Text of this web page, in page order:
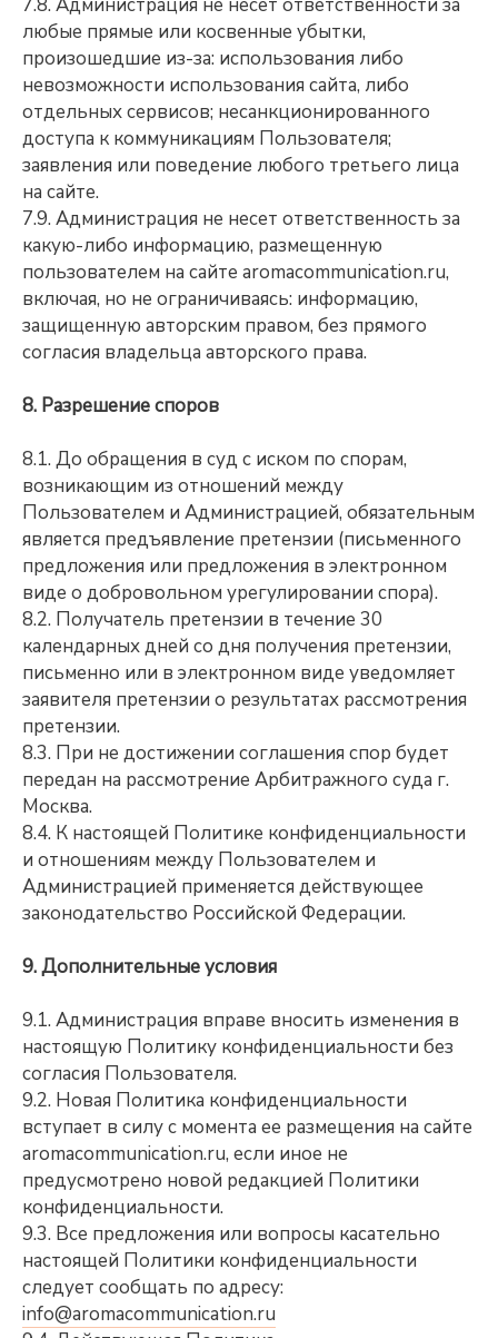
любые прямые или косвенные убытки,
произошедшие из-за: использования либо
невозможности использования сайта, либо
отдельных сервисов; несанкционированного
доступа к коммуникациям Пользователя;
заявления или поведение любого третьего лица
на сайте.
7.9. Администрация не несет ответственность за
какую-либо информацию, размещенную
пользователем на сайте aromacommunication.ru,
включая, но не ограничиваясь: информацию,
защищенную авторским правом, без прямого
согласия владельца авторского права.
8. Разрешение споров
8.1. До обращения в суд с иском по спорам,
возникающим из отношений между
Пользователем и Администрацией, обязательным
является предъявление претензии (письменного
предложения или предложения в электронном
виде о добровольном урегулировании спора).
8.2. Получатель претензии в течение 30
календарных дней со дня получения претензии,
письменно или в электронном виде уведомляет
заявителя претензии о результатах рассмотрения
претензии.
8.3. При не достижении соглашения спор будет
передан на рассмотрение Арбитражного суда г.
Москва.
8.4. К настоящей Политике конфиденциальности
и отношениям между Пользователем и
Администрацией применяется действующее
законодательство Российской Федерации.
9. Дополнительные условия
9.1. Администрация вправе вносить изменения в
настоящую Политику конфиденциальности без
согласия Пользователя.
9.2. Новая Политика конфиденциальности
вступает в силу с момента ее размещения на сайте
aromacommunication.ru, если иное не
предусмотрено новой редакцией Политики
конфиденциальности.
9.3. Все предложения или вопросы касательно
настоящей Политики конфиденциальности
следует сообщать по адресу:
info@aromacommunication.ru